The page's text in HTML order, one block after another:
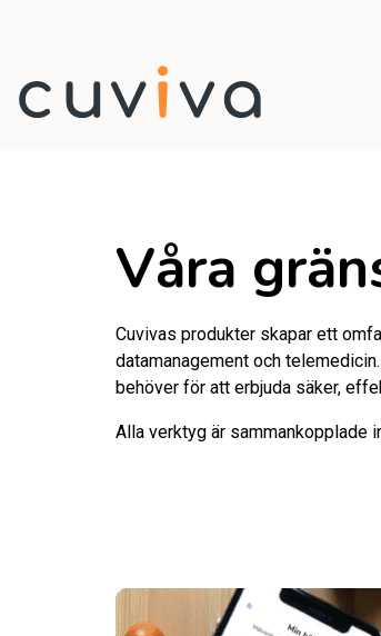
Våra
Cuvivas produkter skapar ett
datamanagement och
behöver för att erbjuda säker,
Alla verktyg är sammankopplade